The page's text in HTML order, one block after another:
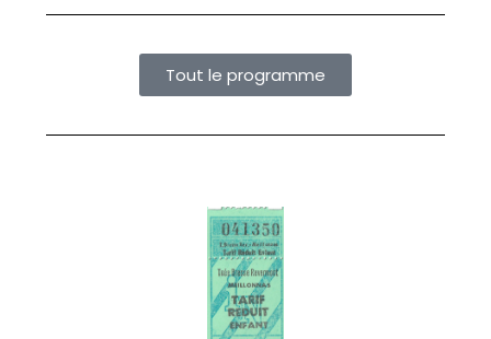
Tout le programme